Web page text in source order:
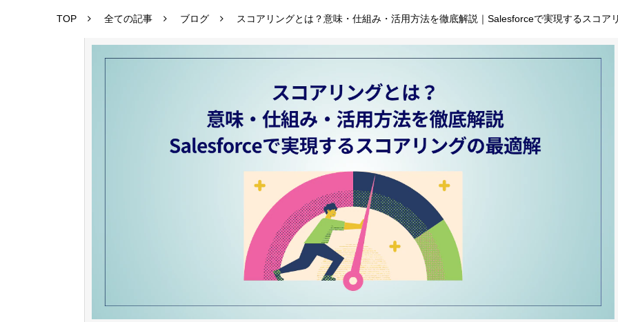
TOP 全ての記事 ブログ スコアリングとは？意味・仕組み・活用方法を徹底解説｜Salesforceで実現するスコア